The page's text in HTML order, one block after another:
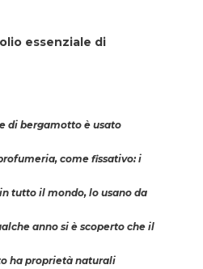
essenziale di
di bergamotto è usato
come fissativo: i
tutto il mondo, lo usano da
anno si è scoperto che il
ha proprietà naturali